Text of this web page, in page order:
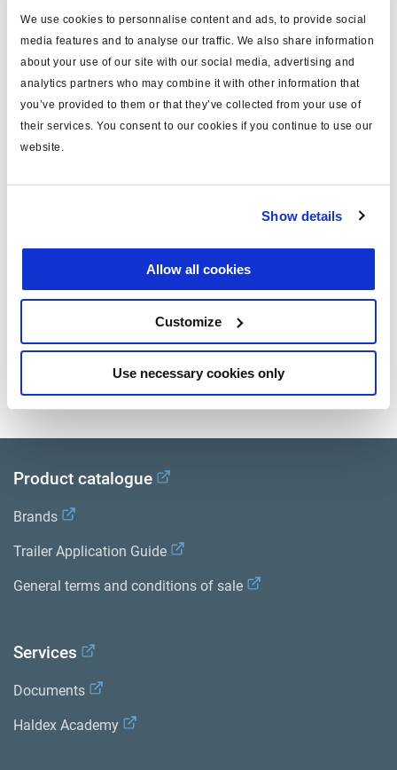
We use cookies to personnalise content and ads, to provide social
media features and to analyse our traffic. We also share information
about your use of our site with our social media, advertising and
analytics partners who may combine it with other information that
you’ve provided to them or that they’ve collected from your use of
their services. You consent to our cookies if you continue to use our
website.
Show details
Allow all cookies
Customize
Use necessary cookies only
Spécifications techniques
course (mm) 64/64
aftermarket only
Consultez toutes les publications connexes dans notre
Bibliothèque de documentation sur les produits.
Product catalogue
Brands
Trailer Application Guide
General terms and conditions of sale
Services
Documents
Haldex Academy